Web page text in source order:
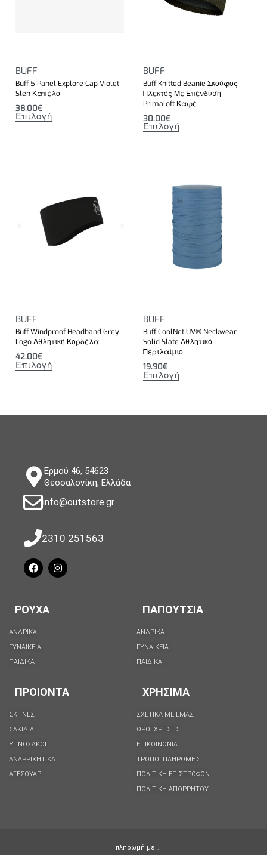
BUFF
Buff 5 Panel Explore Cap Violet
Slen Καπέλο
38.00€
Επιλογή
BUFF
Buff Knitted Beanie Σκούφος
Πλεκτός Με Επένδυση
Primaloft Καφέ
30.00€
Επιλογή
BUFF
Buff Windproof Headband Grey
Logo Αθλητική Κορδέλα
42.00€
Επιλογή
BUFF
Buff CoolNet UV® Neckwear
Solid Slate Αθλητικό
Περιλαίμιο
19.90€
Επιλογή
Ερμού 46, 54623
Θεσσαλονίκη, Ελλάδα
info@outstore.gr
2310 251563
ΡΟΥΧΑ
ΑΝΔΡΙΚΑ
ΓΥΝΑΙΚΕΙΑ
ΠΑΙΔΙΚΑ
ΠΑΠΟΥΤΣΙΑ
ΑΝΔΡΙΚΑ
ΓΥΝΑΙΚΕΙΑ
ΠΑΙΔΙΚΑ
ΠΡΟΙΟΝΤΑ
ΣΚΗΝΕΣ
ΣΑΚΙΔΙΑ
ΥΠΝΟΣΑΚΟΙ
ΑΝΑΡΡΙΧΗΤΙΚΑ
ΑΞΕΣΟΥΑΡ
ΧΡΗΣΙΜΑ
ΣΧΕΤΙΚΑ ΜΕ ΕΜΑΣ
ΟΡΟΙ ΧΡΗΣΗΣ
ΕΠΙΚΟΙΝΩΝΙΑ
ΤΡΟΠΟΙ ΠΛΗΡΩΜΗΣ
ΠΟΛΙΤΙΚΗ ΕΠΙΣΤΡΟΦΩΝ
ΠΟΛΙΤΙΚΉ ΑΠΟΡΡΉΤΟΥ
πληρωμή με….